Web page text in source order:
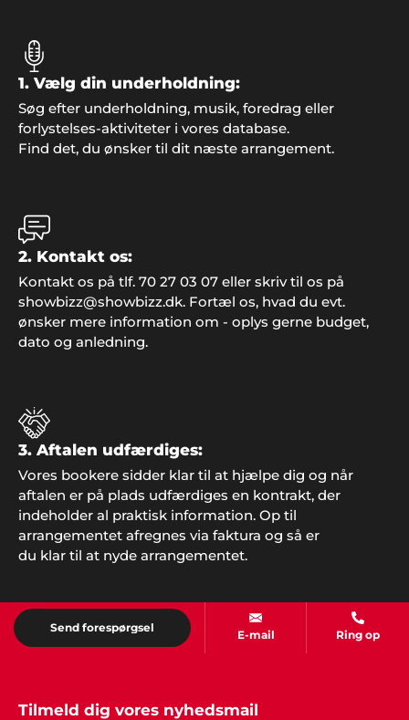
"Bare rart med god inspiration, dygtig hjælp i
telefonen og et overstået og meget vellykket
arrangement. I holdt, hvad I lovede. Tusind tak for
jer i Showbizz Danmark".
"Vi leder allerede efter påskud for en ny fest. Tusind
tak for alle de gode råd og ideer til festen.
Underholdningen vi bookede hos jer sad lige i
virker hver gang".
deres guldbryllup og fandt underholdningen på
1. Vælg din underholdning:
Søg efter underholdning, musik, foredrag eller
forlystelses-aktiviteter i vores database.
Find det, du ønsker til dit næste arrangement.
2. Kontakt os:
Kontakt os på tlf. 70 27 03 07 eller skriv til os på
showbizz@showbizz.dk. Fortæl os, hvad du evt.
ønsker mere information om - oplys gerne budget,
dato og anledning.
3. Aftalen udfærdiges:
Vores bookere sidder klar til at hjælpe dig og når
aftalen er på plads udfærdiges en kontrakt, der
indeholder al praktisk information. Op til
arrangementet afregnes via faktura og så er
du klar til at nyde arrangementet.
Send forespørgsel
E-mail Ring op
Tilmeld dig vores nyhedsmail